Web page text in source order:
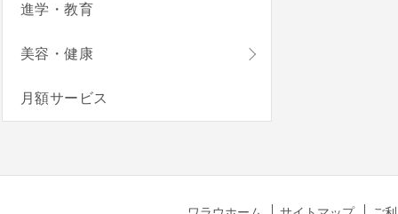
進学・教育
美容・健康
月額サービス